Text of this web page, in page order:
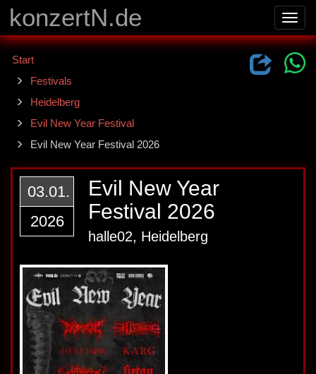
konzertN.de
Start
Festivals
Heidelberg
Evil New Year Festival
Evil New Year Festival 2026
03.01.
2026
Evil New Year
Festival 2026
halle02, Heidelberg